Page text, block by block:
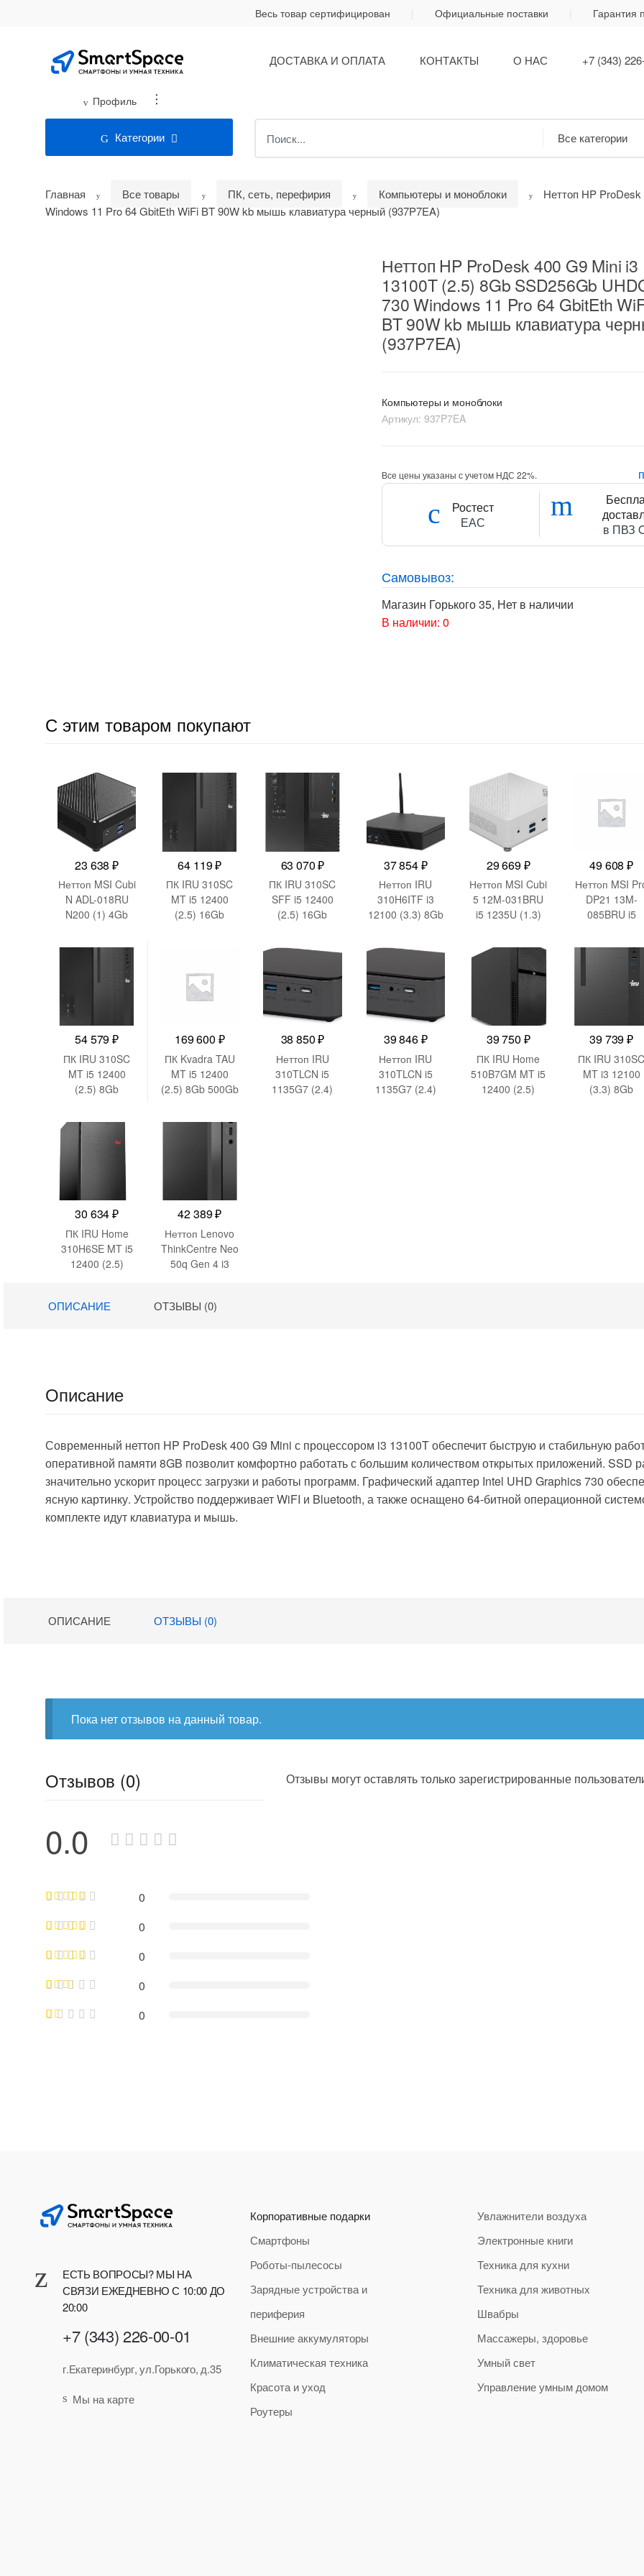
Весь товар сертифицирован Официальные поставки Гарантия
ДОСТАВКА И ОПЛАТА КОНТАКТЫ О НАС +7 (343)
Профиль ...
Категории
Search
for:
Главная Все товары ПК, сеть, перефирия Компьютеры и моноблоки
Неттоп HP
Windows 11 Pro 64 GbitEth WiFi BT 90W kb мышь клавиатура черный (937P7EA)
Неттоп HP ProDesk 400 G9 Mini i3
13100T (2.5) 8Gb SSD256Gb
730 Windows 11 Pro 64 GbitEth
BT 90W kb мышь клавиатура
(937P7EA)
Компьютеры и моноблоки
Артикул: 937P7EA
Все цены указаны с учетом НДС 22%.
Ростест
ЕАС
в ПВЗ
Самовывоз:
Магазин Горького 35, Нет в наличии
В наличии: 0
С этим товаром покупают
23 638₽
Неттоп MSI Cubi
N ADL-018RU
N200 (1) 4Gb
UHDG Windows
11 Pro 2xGbitEth
WiFi BT 65W
черный (9S6-
B0A911-211)
64 119₽
ПК IRU 310SC
MT i5 12400
(2.5) 16Gb
GbitEth 200W
черный
(1969065)
63 070₽
ПК IRU 310SC
SFF i5 12400
(2.5) 16Gb
UHDG 730
GbitEth 200W
черный
(1969071)
37 854₽
Неттоп IRU
310H6ITF i3
12100 (3.3) 8Gb
UHDG 730
GbitEth WiFi BT
90W черный
(2031363)
29 669₽
Неттоп MSI Cubi
5 12M-031BRU
i5 1235U (1.3)
2.5xGbitEth+1xG
bitEth WiFi BT
65W белый
(936-B0A812-
218)
49 608₽
Неттоп MSI
DP21 13M-
085BRU i5
UHDG 730
ОС GbitEth
BT 120W
черный (936-
B0A421-089)
54 579₽
ПК IRU 310SC
MT i5 12400
(2.5) 8Gb
UHDG 730
Windows 11 Pro
GbitEth 200W
черный
(1969064)
169 600 ₽
ПК Kvadra TAU
MT i5 12400
(2.5) 8Gb 500Gb
ОС 350W мышь
(Y20SYSCAS201
38 850₽
Неттоп IRU
310TLCN i5
1135G7 (2.4)
39 846₽
Неттоп IRU
310TLCN i5
1135G7 (2.4)
39 750 ₽
ПК IRU Home
510B7GM MT i5
12400 (2.5)
39 739₽
ПК IRU
MT i3 12100
(3.3) 8Gb
30 634₽
ПК IRU Home
310H6SE MT i5
12400 (2.5)
UHDG 730
42 389₽
Неттоп Lenovo
ThinkCentre Neo
50q Gen 4 i3
SSD512Gb
ОПИСАНИЕ ОТЗЫВЫ (0)
Описание
Современный неттоп HP ProDesk 400 G9 Mini с процессором i3 13100T обеспечит быструю и стабильную
оперативной памяти 8GB позволит комфортно работать с большим количеством открытых приложений. SSD
значительно ускорит процесс загрузки и работы программ. Графический адаптер Intel UHD Graphics 730
ясную картинку. Устройство поддерживает WiFI и Bluetooth, а также оснащено 64-битной операционной
комплекте идут клавиатура и мышь.
ОПИСАНИЕ ОТЗЫВЫ (0)
Пока нет отзывов на данный товар.
Отзывов (0)
0.0
0
0
0
0
0
Отзывы могут оставлять только зарегистрированные
ЕСТЬ ВОПРОСЫ? МЫ НА
СВЯЗИ ЕЖЕДНЕВНО С 10:00 ДО
20:00
+7 (343) 226-00-01
г.Екатеринбург, ул.Горького, д.35
Мы на карте
Корпоративные подарки
Смартфоны
Роботы-пылесосы
Зарядные устройства и
периферия
Внешние аккумуляторы
Климатическая техника
Красота и уход
Роутеры
Увлажнители воздуха
Электронные книги
Техника для кухни
Техника для животных
Швабры
Массажеры, здоровье
Умный свет
Управление умным домом